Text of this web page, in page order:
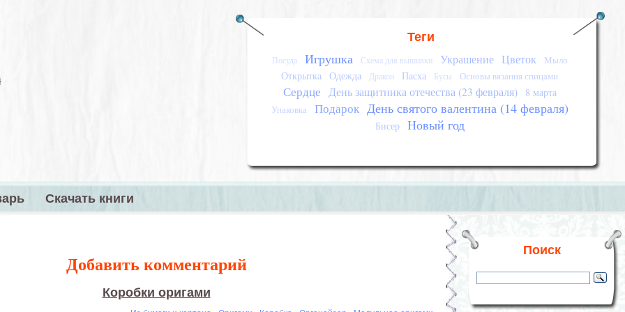
Теги
Посуда Игрушка Схема для вышивки Украшение Цветок Мыло
Открытка Одежда Дракон Пасха Бусы Основы вязания спицами
Сердце День защитника отечества (23 февраля) 8 марта
Упаковка Подарок День святого валентина (14 февраля)
Бисер Новый год
Скачать книги
Добавить комментарий
Коробки оригами
Поиск